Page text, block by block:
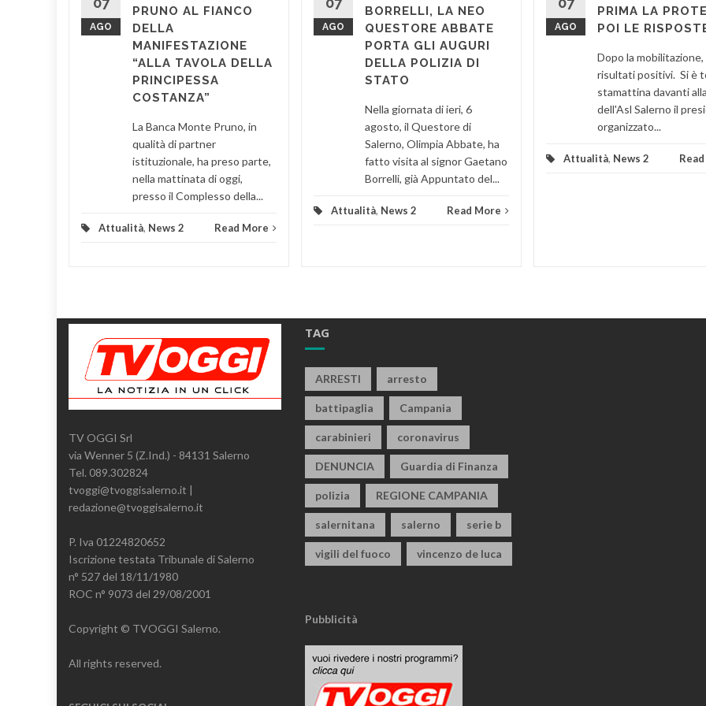
AGO
PRUNO AL FIANCO
DELLA
MANIFESTAZIONE
“ALLA TAVOLA DELLA
PRINCIPESSA
COSTANZA”
La Banca Monte Pruno, in
qualità di partner
istituzionale, ha preso parte,
nella mattinata di oggi,
presso il Complesso della...
Attualità, News 2 Read More
AGO
BORRELLI, LA NEO
QUESTORE ABBATE
PORTA GLI AUGURI
DELLA POLIZIA DI
STATO
Nella giornata di ieri, 6
agosto, il Questore di
Salerno, Olimpia Abbate, ha
fatto visita al signor Gaetano
Borrelli, già Appuntato del...
Attualità, News 2 Read More
AGO
PRIMA LA
POI LE
Dopo la mobilitazione,
risultati positivi. Si è
stamattina davanti
dell'Asl Salerno il
organizzato...
Attualità, News 2
TV OGGI Srl
via Wenner 5 (Z.Ind.) - 84131 Salerno
Tel. 089.302824
tvoggi@tvoggisalerno.it |
redazione@tvoggisalerno.it
P. Iva 01224820652
Iscrizione testata Tribunale di Salerno
n° 527 del 18/11/1980
ROC n° 9073 del 29/08/2001
Copyright © TVOGGI Salerno.
All rights reserved.
TAG
ARRESTI arresto
battipaglia Campania
carabinieri coronavirus
DENUNCIA Guardia di Finanza
polizia REGIONE CAMPANIA
salernitana salerno serie b
vigili del fuoco vincenzo de luca
Pubblicità